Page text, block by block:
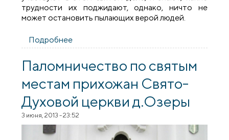
трудности их поджидают, однако, ничто не
может остановить пылающих верой людей.
Подробнее
иконе Божией Матери
Паломничество по святым
местам прихожан Свято-
Духовой церкви д.Озеры
3 июня, 2013 - 23:52